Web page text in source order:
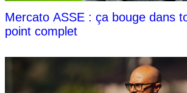
Mercato ASSE : ça bouge dans
point complet